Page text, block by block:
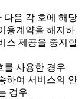
음 각 호에 해당
용계약을 해지하
스 제공을 중지할
를 사용한 경우
하여 서비스의 안
경우